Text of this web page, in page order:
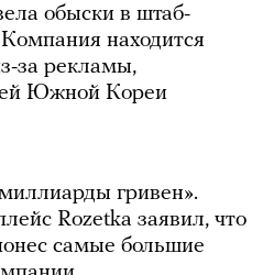
обыски в штаб-
находится
за рекламы,
Южной Кореи
гривен».
Rozetka заявил, что
самые большие